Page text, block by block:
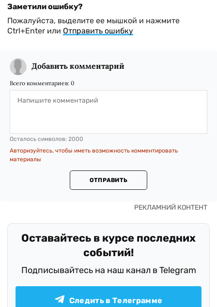
Заметили ошибку?
Пожалуйста, выделите ее мышкой и нажмите
Ctrl+Enter или Отправить ошибку
Добавить комментарий
Всего комментариев: 0
Осталось символов: 2000
Авторизуйтесь, чтобы иметь возможность комментировать
материалы
ОТПРАВИТЬ
Оставайтесь в курсе последних
событий!
Подписывайтесь на наш канал в Telegram
Следить в Телеграмме